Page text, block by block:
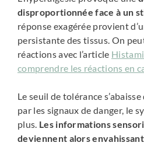
disproportionnée face à un
réponse exagérée provient
persistante des tissus. On
réactions avec l’article
comprendre les réactions en
Le seuil de tolérance
par les signaux de danger, le
plus. Les informations
deviennent alors